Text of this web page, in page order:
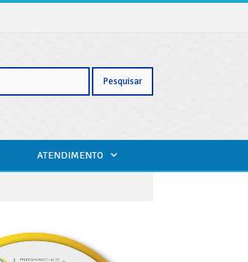
ATENDIMENTO